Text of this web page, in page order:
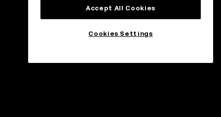
Accept All Cookies
Cookies Settings